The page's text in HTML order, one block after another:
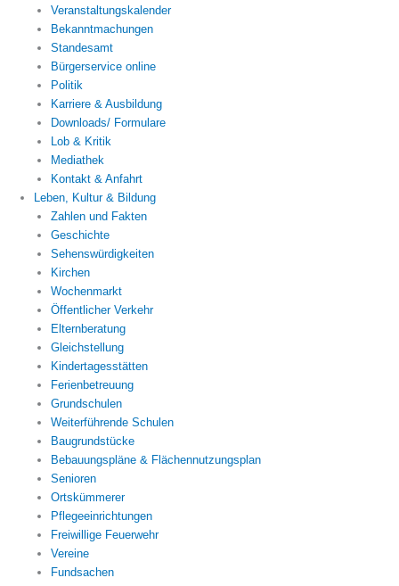
Veranstaltungskalender
Bekanntmachungen
Standesamt
Bürgerservice online
Politik
Karriere & Ausbildung
Downloads/ Formulare
Lob & Kritik
Mediathek
Kontakt & Anfahrt
Leben, Kultur & Bildung
Zahlen und Fakten
Geschichte
Sehenswürdigkeiten
Kirchen
Wochenmarkt
Öffentlicher Verkehr
Elternberatung
Gleichstellung
Kindertagesstätten
Ferienbetreuung
Grundschulen
Weiterführende Schulen
Baugrundstücke
Bebauungspläne & Flächennutzungsplan
Senioren
Ortskümmerer
Pflegeeinrichtungen
Freiwillige Feuerwehr
Vereine
Fundsachen